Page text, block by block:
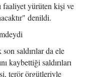
faaliyet yürüten kişi ve
denildi.
saldırılar da ele
kaybettiği saldırıları
terör örgütleriyle